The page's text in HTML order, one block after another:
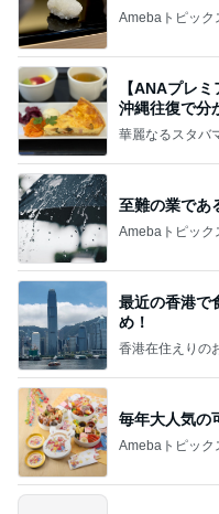
Amebaトピック
【ANAプレ
沖縄往復で分
華麗なるスタバ
至難の業であ
Amebaトピック
最近の香港で
め！
香港在住えりの
毎年大人気の
Amebaトピック